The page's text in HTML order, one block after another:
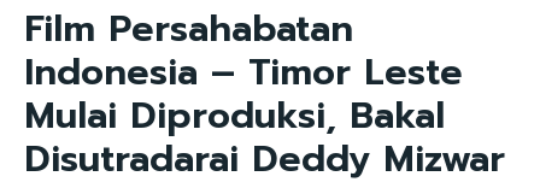
Film Persahabatan
Indonesia – Timor Leste
Mulai Diproduksi, Bakal
Disutradarai Deddy Mizwar